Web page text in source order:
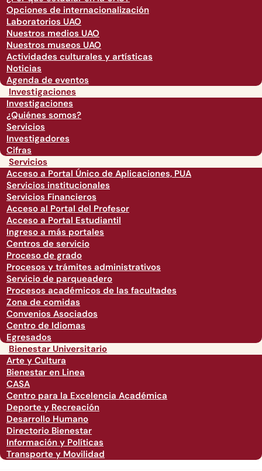
Opciones de internacionalización
Laboratorios UAO
Nuestros medios UAO
Nuestros museos UAO
Actividades culturales y artísticas
Noticias
Agenda de eventos
Investigaciones
Investigaciones
¿Quiénes somos?
Servicios
Investigadores
Cifras
Servicios
Acceso a Portal Único de Aplicaciones, PUA
Servicios institucionales
Servicios Financieros
Acceso al Portal del Profesor
Acceso a Portal Estudiantil
Ingreso a más portales
Centros de servicio
Proceso de grado
Procesos y trámites administrativos
Servicio de parqueadero
Procesos académicos de las facultades
Zona de comidas
Convenios Asociados
Centro de Idiomas
Egresados
Bienestar Universitario
Arte y Cultura
Bienestar en Linea
CASA
Centro para la Excelencia Académica
Deporte y Recreación
Desarrollo Humano
Directorio Bienestar
Información y Políticas
Transporte y Movilidad